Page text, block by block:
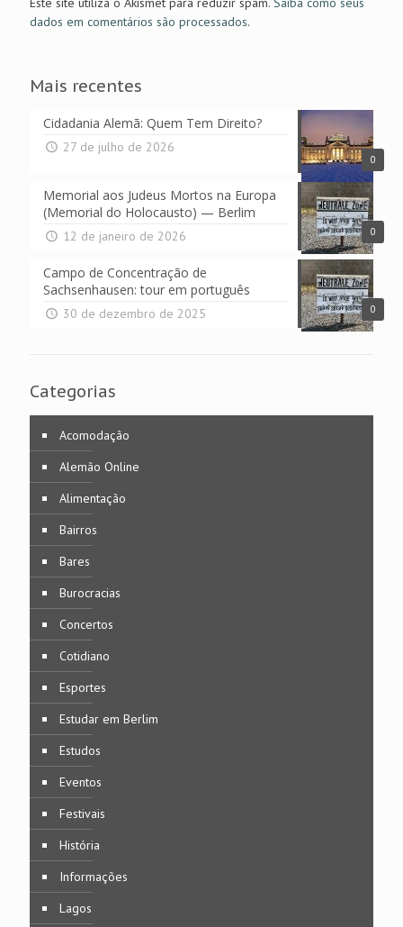
dados em comentários são processados.
Mais recentes
0
Cidadania Alemã: Quem Tem Direito?
27 de julho de 2026
0
Memorial aos Judeus Mortos na Europa
(Memorial do Holocausto) — Berlim
12 de janeiro de 2026
0
Campo de Concentração de
Sachsenhausen: tour em português
30 de dezembro de 2025
Categorias
Acomodação
Alemão Online
Alimentação
Bairros
Bares
Burocracias
Concertos
Cotidiano
Esportes
Estudar em Berlim
Estudos
Eventos
Festivais
História
Informações
Lagos